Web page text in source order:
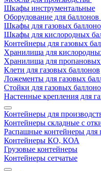
Шкафы инструментальные
Оборудование для баллонов
Шкафы для газовых
Шкафы для кислородных
Контейнеры для газовых
Хранилища для
Хранилища для пропановых
Клети для газовых баллонов
Ложементы для газовых
Стойки для газовых
Настенные крепления для
Контейнеры для
Контейнеры складные с
Распашные контейнеры для
Контейнеры КО, КОА
Грузовые контейнеры
Контейнеры сетчатые